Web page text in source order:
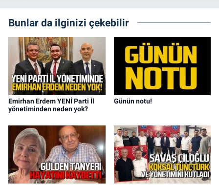
Bunlar da ilginizi çekebilir
Emirhan Erdem YENİ Parti İl
yönetiminden neden yok?
Günün notu!